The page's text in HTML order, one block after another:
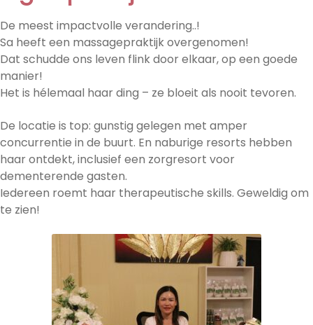
De meest impactvolle verandering..!
Sa heeft een massagepraktijk overgenomen!
Dat schudde ons leven flink door elkaar, op een goede
manier!
Het is hélemaal haar ding – ze bloeit als nooit tevoren.
De locatie is top: gunstig gelegen met amper
concurrentie in de buurt. En naburige resorts hebben
haar ontdekt, inclusief een zorgresort voor
dementerende gasten.
Iedereen roemt haar therapeutische skills. Geweldig om
te zien!